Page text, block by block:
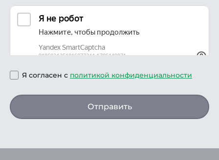
Я согласен с политикой конфиденциальности
Отправить